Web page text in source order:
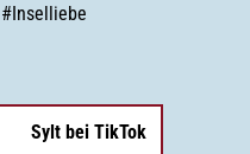
#Inselliebe
Sylt bei TikTok